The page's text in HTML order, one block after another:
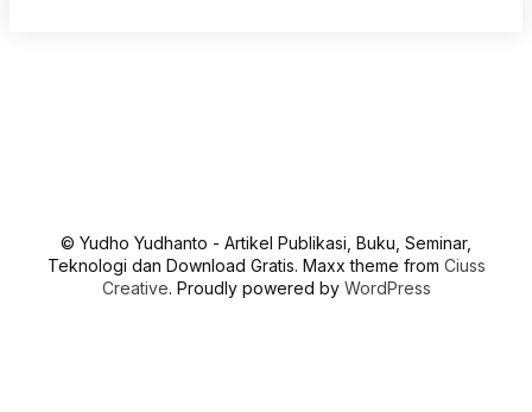
© Yudho Yudhanto - Artikel Publikasi, Buku, Seminar,
Teknologi dan Download Gratis. Maxx theme from Ciuss
Creative. Proudly powered by WordPress